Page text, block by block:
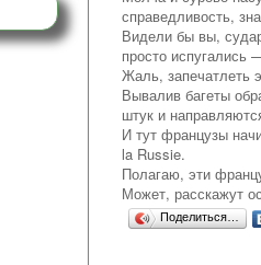
справедливость,
Видели бы вы,
просто испугались
Жаль, запечатлеть
Вывалив багеты
штук и
И тут французы
la Russie.
Полагаю, эти
Может, расскажут
Поделиться…